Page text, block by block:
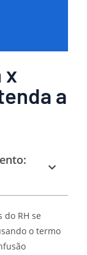
x
a
do RH se
o termo